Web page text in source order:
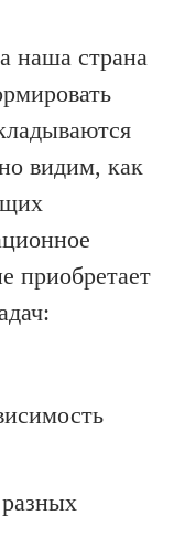
наша страна
видим, как
приобретает